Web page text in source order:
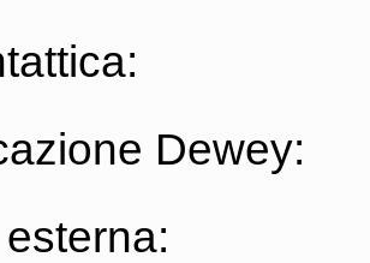
Dewey: